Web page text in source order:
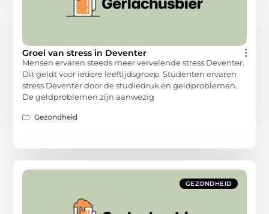
Groei van stress in Deventer
Mensen ervaren steeds meer vervelende stress Deventer.
Dit geldt voor iedere leeftijdsgroep. Studenten ervaren
stress Deventer door de studiedruk en geldproblemen.
De geldproblemen zijn aanwezig
Gezondheid
GEZONDHEID